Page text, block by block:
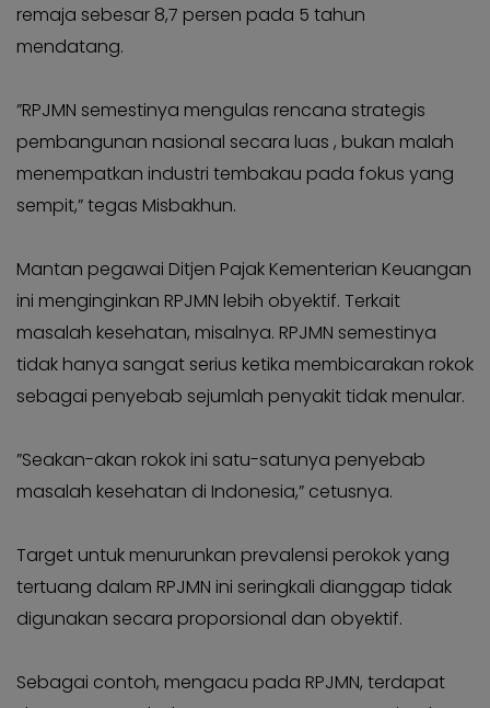
remaja sebesar 8,7 persen pada 5 tahun
mendatang.
”RPJMN semestinya mengulas rencana strategis
pembangunan nasional secara luas , bukan malah
menempatkan industri tembakau pada fokus yang
sempit,” tegas Misbakhun.
Mantan pegawai Ditjen Pajak Kementerian Keuangan
ini menginginkan RPJMN lebih obyektif. Terkait
masalah kesehatan, misalnya. RPJMN semestinya
tidak hanya sangat serius ketika membicarakan rokok
sebagai penyebab sejumlah penyakit tidak menular.
”Seakan-akan rokok ini satu-satunya penyebab
masalah kesehatan di Indonesia,” cetusnya.
Target untuk menurunkan prevalensi perokok yang
tertuang dalam RPJMN ini seringkali dianggap tidak
digunakan secara proporsional dan obyektif.
Sebagai contoh, mengacu pada RPJMN, terdapat